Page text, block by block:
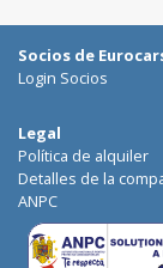
Socios de
Login Socios
Legal
Política de alquiler
Detalles de la
ANPC